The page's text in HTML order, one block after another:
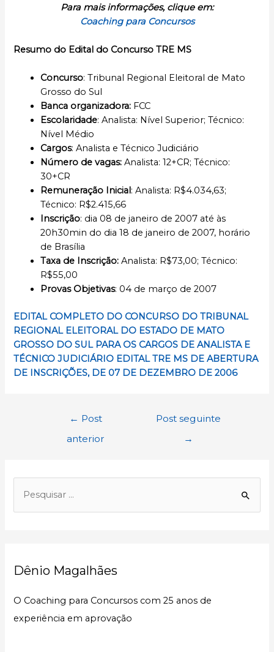
Para mais informações, clique em:
Coaching para Concursos
Resumo do Edital do Concurso TRE MS
Concurso: Tribunal Regional Eleitoral de Mato
Grosso do Sul
Banca organizadora: FCC
Escolaridade: Analista: Nível Superior; Técnico:
Nível Médio
Cargos: Analista e Técnico Judiciário
Número de vagas:Analista: 12+CR; Técnico:
30+CR
Remuneração Inicial : Analista: R$4.034,63;
Técnico: R$2.415,66
Inscrição: dia 08 de janeiro de 2007 até às
20h30min do dia 18 de janeiro de 2007, horário
de Brasília
Taxa de Inscrição:Analista: R$73,00; Técnico:
R$55,00
Provas Objetivas: 04 de março de 2007
EDITAL COMPLETO DO CONCURSO DO TRIBUNAL
REGIONAL ELEITORAL DO ESTADO DE MATO
GROSSO DO SUL PARA OS CARGOS DE ANALISTA E
TÉCNICO JUDICIÁRIO EDITAL TRE MS DE ABERTURA
DE INSCRIÇÕES, DE 07 DE DEZEMBRO DE 2006
Navegação
← Post
anterior
Post seguinte
→
iDênio Magalhães
O Coaching para Concursos com 25 anos de
experiência em aprovação